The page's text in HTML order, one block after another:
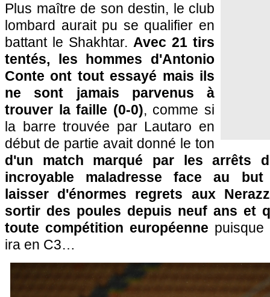
Plus maître de son destin, le club
lombard aurait pu se qualifier en
battant le Shakhtar. Avec 21 tirs
tentés, les hommes d'Antonio
Conte ont tout essayé mais ils
ne sont jamais parvenus à
trouver la faille (0-0), comme si
la barre trouvée par Lautaro en
début de partie avait donné le ton
d'un match marqué par les arrêts
incroyable maladresse face au
laisser d'énormes regrets aux
sortir des poules depuis neuf ans et
toute compétition européenne
ira en C3…